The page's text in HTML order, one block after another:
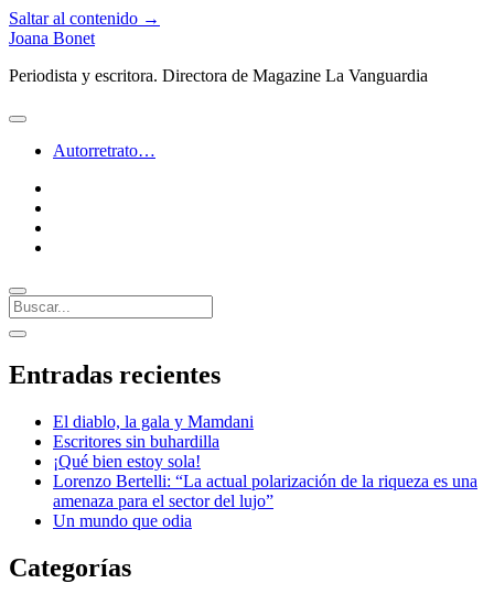
Saltar al contenido →
Joana Bonet
Periodista y escritora. Directora de Magazine La Vanguardia
abrir
Autorretrato…
Buscar
Barra
lateral
abrir
lateral
Entradas recientes
El diablo, la gala y Mamdani
Escritores sin buhardilla
¡Qué bien estoy sola!
Lorenzo Bertelli: “La actual polarización de la riqueza es una
amenaza para el sector del lujo”
Un mundo que odia
Categorías